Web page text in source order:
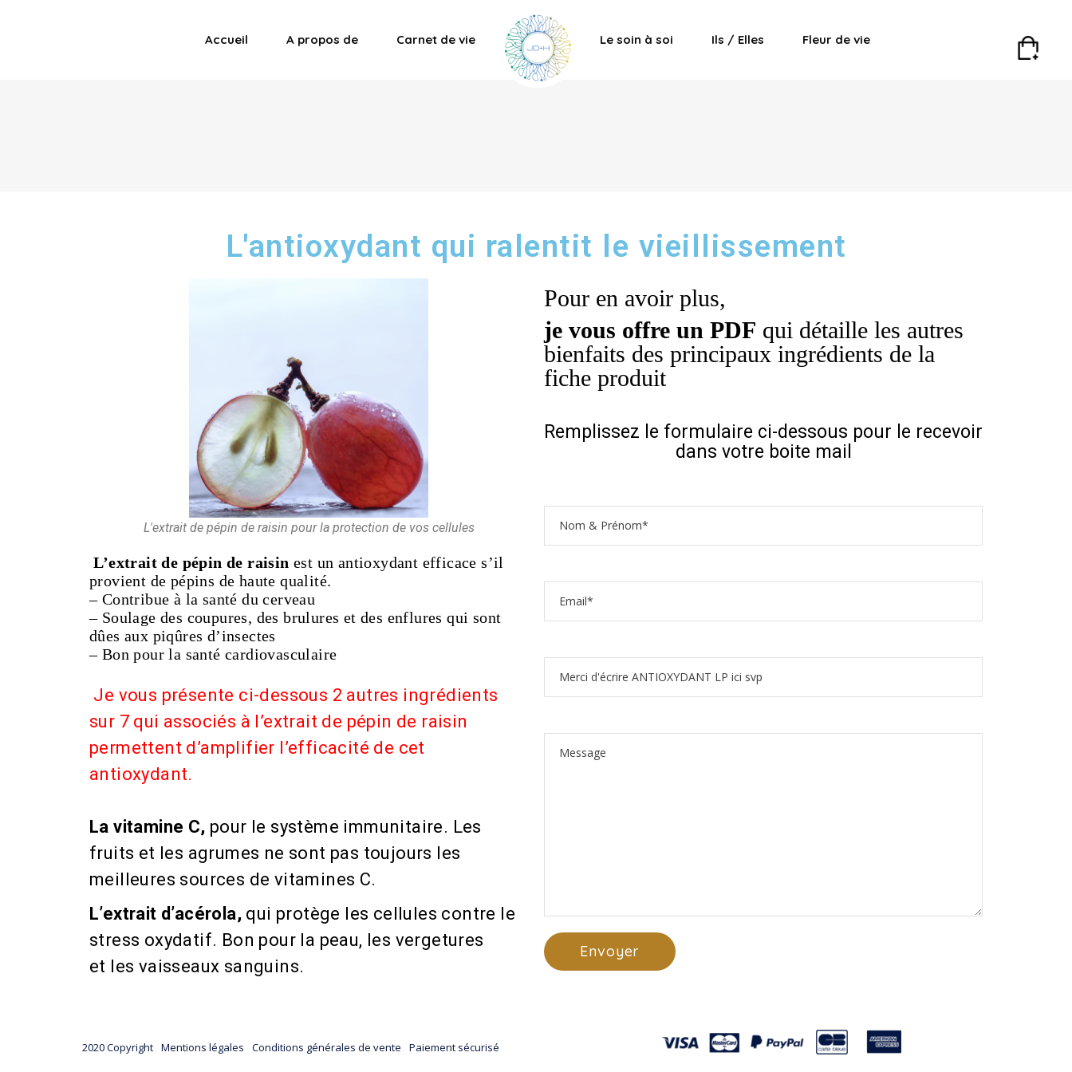
Accueil A propos de Carnet de vie Le soin à soi Ils / Elles Fleur de vie
L'antioxydant qui ralentit le vieillissement
L'extrait de pépin de raisin pour la protection de vos cellules
L’extrait de pépin de raisin est un antioxydant efficace s’il
provient de pépins de haute qualité.
– Contribue à la santé du cerveau
– Soulage des coupures, des brulures et des enflures qui sont
dûes aux piqûres d’insectes
– Bon pour la santé cardiovasculaire
Je vous présente ci-dessous 2 autres ingrédients
sur 7 qui associés à l’extrait de pépin de raisin
permettent d’amplifier l’efficacité de cet
antioxydant.
La vitamine C, pour le système immunitaire. Les
fruits et les agrumes ne sont pas toujours les
meilleures sources de vitamines C.
L’extrait d’acérola, qui protège les cellules contre le
stress oxydatif. Bon pour la peau, les vergetures
et les vaisseaux sanguins.
Pour en avoir plus,
je vous offre un PDF qui détaille les autres
bienfaits des principaux ingrédients de la
fiche produit
Remplissez le formulaire ci-dessous pour le recevoir
dans votre boite mail
2020 Copyright Mentions légales Conditions générales de vente Paiement sécurisé